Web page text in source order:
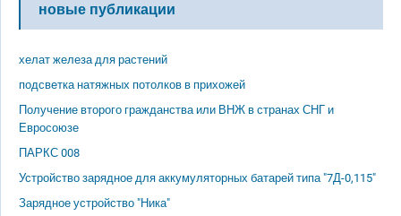
новые публикации
хелат железа для растений
подсветка натяжных потолков в прихожей
Получение второго гражданства или ВНЖ в странах СНГ и
Евросоюзе
ПАРКС 008
Устройство зарядное для аккумуляторных батарей типа "7Д-0,115"
Зарядное устройство "Ника"